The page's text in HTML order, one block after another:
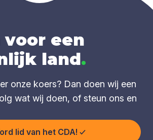
voor een
land.
onze koers? Dan doen wij een
wat wij doen, of steun ons en
lid van het CDA!